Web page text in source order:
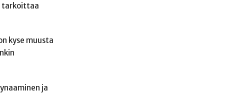
tarkoittaa
kyse muusta
ja